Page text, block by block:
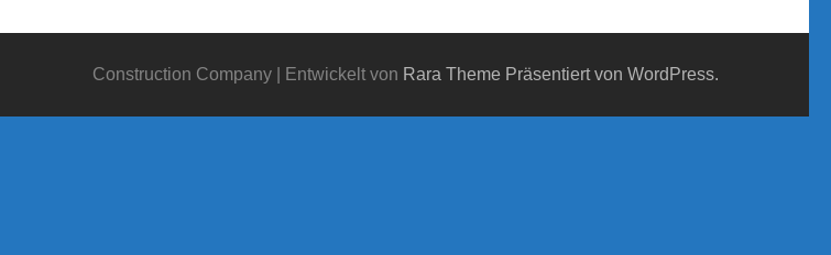
Construction Company | Entwickelt von Rara Theme Präsentiert von WordPress.